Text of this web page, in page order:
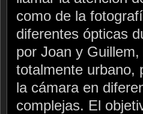
como de la
diferentes ópticas
por Joan y
totalmente urbano,
la cámara en
complejas. El